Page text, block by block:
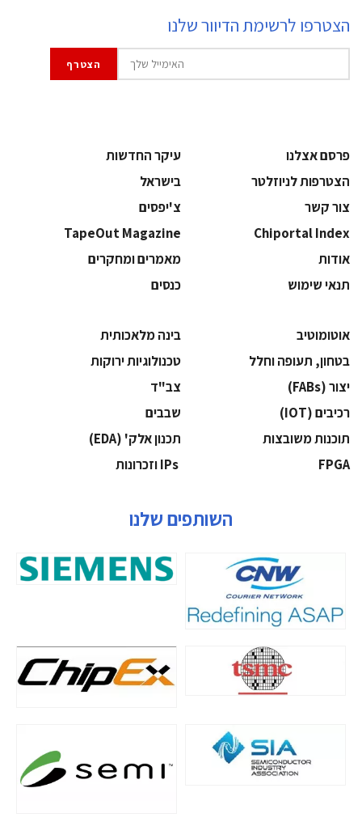
הצטרפו לרשימת הדיוור שלנו
פרסם אצלנו
עיקר החדשות
הצטרפות לניוזלטר
בישראל
צור קשר
צ'יפסים
Chiportal Index
TapeOut Magazine
אודות
מאמרים ומחקרים
תנאי שימוש
כנסים
אוטומוטיב
בינה מלאכותית
בטחון, תעופה וחלל
‫טכנולוגיות ירוקות‬
‫יצור (‪(FABs‬‬
‫צב"ד‬
‫רכיבים‬ (IOT)
‫שבבים‬
‫תוכנות משובצות‬
‫תכנון אלק' (‪(EDA‬‬
‫‪FPGA‬‬
השותפים שלנו